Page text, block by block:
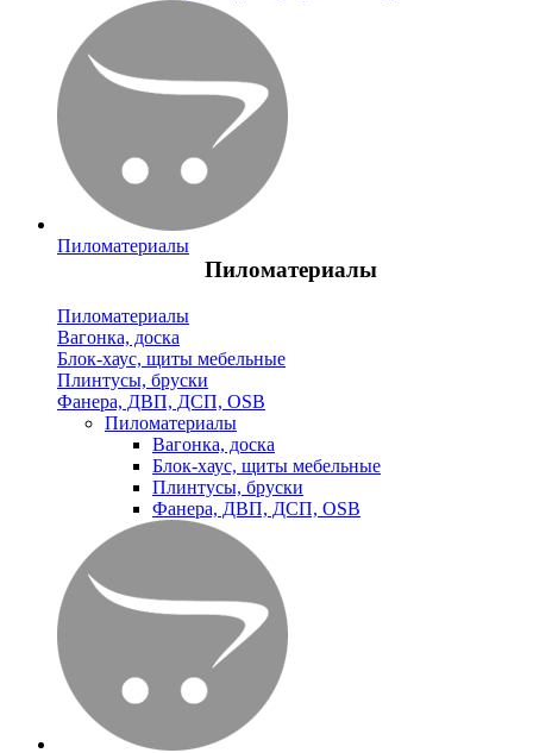
Пиломатериалы
Пиломатериалы
Пиломатериалы
Вагонка, доска
Блок-хаус, щиты мебельные
Плинтусы, бруски
Фанера, ДВП, ДСП, OSB
Пиломатериалы
Вагонка, доска
Блок-хаус, щиты мебельные
Плинтусы, бруски
Фанера, ДВП, ДСП, OSB